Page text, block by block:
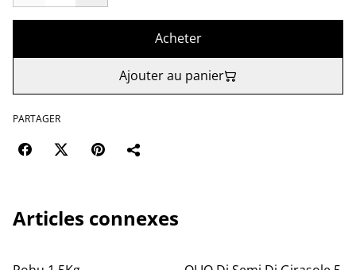
Acheter
Ajouter au panier
PARTAGER
Articles connexes